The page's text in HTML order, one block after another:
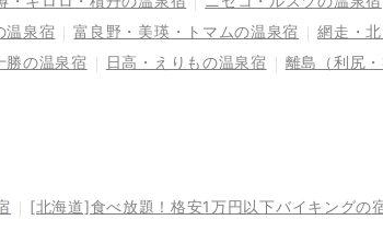
温泉宿 富良野・美瑛・トマムの温泉宿 網走・
勝の温泉宿 日高・えりもの温泉宿 離島（利尻
[北海道]食べ放題！格安1万円以下バイキングの